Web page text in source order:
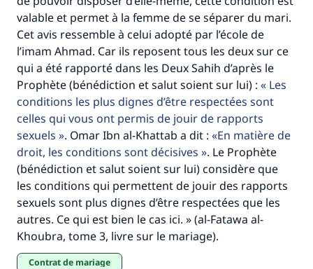
valable et permet à la femme de se séparer du mari.
Cet avis ressemble à celui adopté par l’école de
l’imam Ahmad. Car ils reposent tous les deux sur ce
qui a été rapporté dans les Deux Sahih d’après le
Prophète (bénédiction et salut soient sur lui) :
Les
conditions les plus dignes d’être respectées sont
celles qui vous ont permis de jouir de rapports
sexuels
. Omar Ibn al-Khattab a dit :
En matière de
droit, les conditions sont décisives
. Le Prophète
(bénédiction et salut soient sur lui) considère que
les conditions qui permettent de jouir des rapports
sexuels sont plus dignes d’être respectées que les
autres. Ce qui est bien le cas ici. » (al-Fatawa al-
Khoubra, tome 3, livre sur le mariage).
contrat de mariage